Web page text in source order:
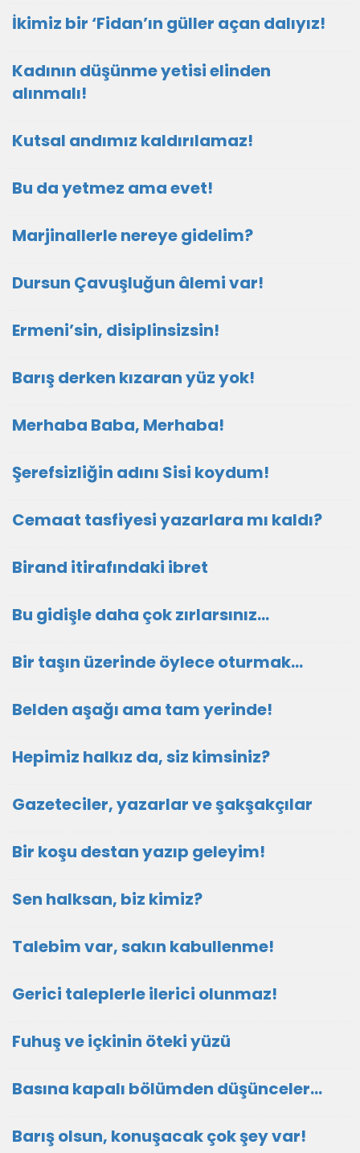
İkimiz bir ‘Fidan’ın güller açan dalıyız!
Kadının düşünme yetisi elinden
alınmalı!
Kutsal andımız kaldırılamaz!
Bu da yetmez ama evet!
Marjinallerle nereye gidelim?
Dursun Çavuşluğun âlemi var!
Ermeni’sin, disiplinsizsin!
Barış derken kızaran yüz yok!
Merhaba Baba, Merhaba!
Şerefsizliğin adını Sisi koydum!
Cemaat tasfiyesi yazarlara mı kaldı?
Birand itirafındaki ibret
Bu gidişle daha çok zırlarsınız…
Bir taşın üzerinde öylece oturmak…
Belden aşağı ama tam yerinde!
Hepimiz halkız da, siz kimsiniz?
Gazeteciler, yazarlar ve şakşakçılar
Bir koşu destan yazıp geleyim!
Sen halksan, biz kimiz?
Talebim var, sakın kabullenme!
Gerici taleplerle ilerici olunmaz!
Fuhuş ve içkinin öteki yüzü
Basına kapalı bölümden düşünceler…
Barış olsun, konuşacak çok şey var!